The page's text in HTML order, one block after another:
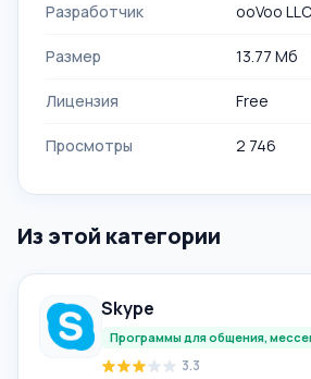
Разработчик ooVoo LLC
Размер 13.77 Mб
Лицензия Free
Просмотры 2 746
Из этой категории
Skype
Программы для общения,
3.3